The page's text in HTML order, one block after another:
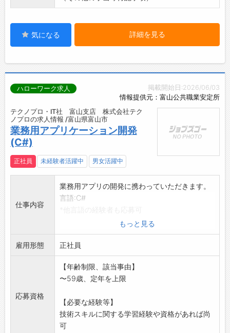
気になる 詳細を見る
掲載開始日:2026/06/03
情報提供元：富山公共職業安定所
ハローワーク求人
テクノプロ・IT社 富山支店 株式会社テク
ノプロの求人情報 /富山県富山市
業務用アプリケーション開発
(C#)
正社員 未経験者活躍中 男女活躍中
仕事内容
業務用アプリの開発に携わっていただきます。
言語:C#
*経験の浅い方には教育制度があります。
*社内研修(Winスクール、eラーニング)を受けス
キルアップ
を図ることが出来ます。
*資格受験料半額補助(合格時)、資格取得報奨金
制度
※将来の業務の変更:会社の定める業務の範囲で
あり
※就業場所の変更:会社の定める場所(リモートワ
もっと見る
雇用形態 正社員
応募資格
【年齢制限、該当事由】
〜59歳、定年を上限
【必要な経験等】
技術スキルに関する学習経験や資格があれば尚
可